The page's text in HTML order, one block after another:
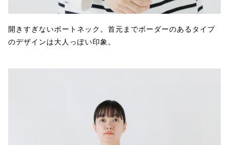
開きすぎないボートネック。首元までボーダーのあるタイプ
のデザインは大人っぽい印象。